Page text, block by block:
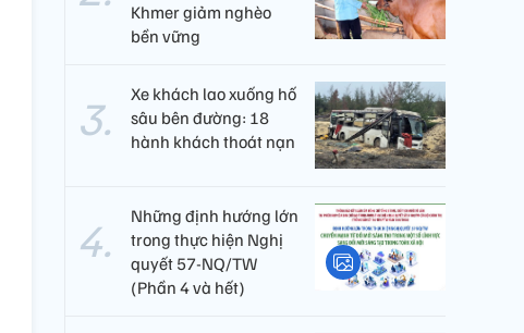
Khmer giảm nghèo
bền vững
Xe khách lao xuống hố
sâu bên đường: 18
hành khách thoát nạn
Những định hướng lớn
trong thực hiện Nghị
quyết 57-NQ/TW
(Phần 4 và hết)